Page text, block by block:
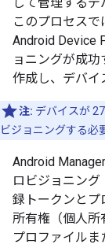
このプロセスで
Android Device
ョニングが成功
作成し、デバイ
注: デバイスが
ビジョニングする必
Android
ロビジョニン
録トークンとプ
所有権（個人所
プロファイル